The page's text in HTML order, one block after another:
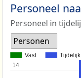
Personeel
Personeel in
Personen
Vast Tijdelijk
14
14